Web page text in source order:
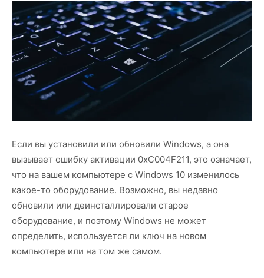
Если вы установили или обновили Windows, а она
вызывает ошибку активации 0xC004F211, это означает,
что на вашем компьютере с Windows 10 изменилось
какое-то оборудование. Возможно, вы недавно
обновили или деинсталлировали старое
оборудование, и поэтому Windows не может
определить, используется ли ключ на новом
компьютере или на том же самом.